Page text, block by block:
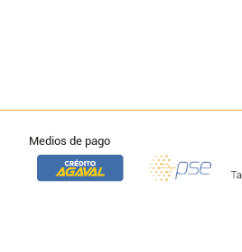
Medios de pago